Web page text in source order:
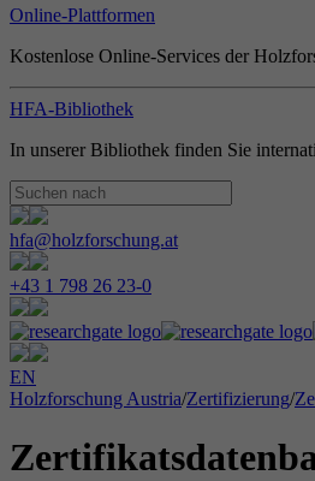
Online-Plattformen
Kostenlose Online-Services der
HFA-Bibliothek
In unserer Bibliothek finden Sie
hfa@holzforschung.at
+43 1 798 26 23-0
EN
Holzforschung Austria/Zertifizierung/